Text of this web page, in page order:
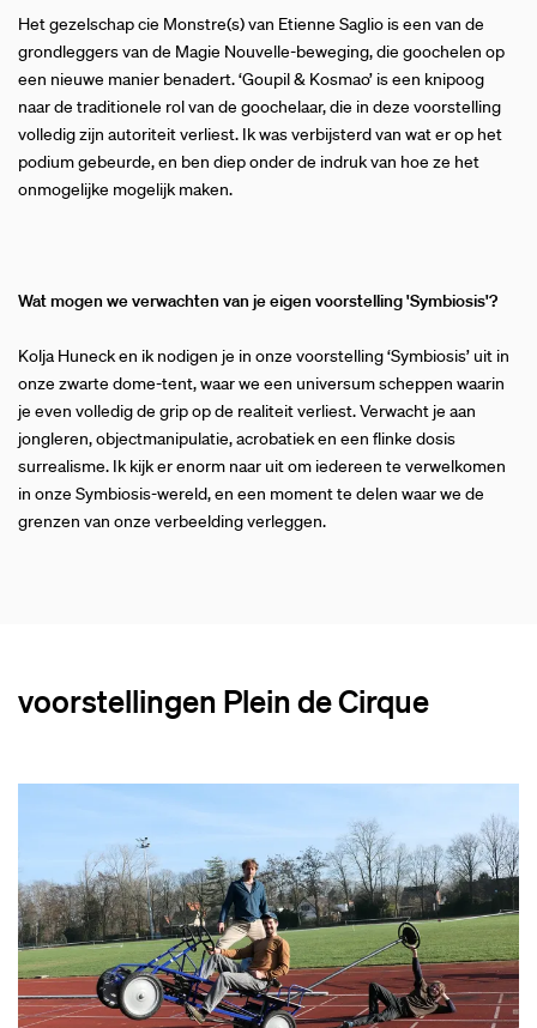
Het gezelschap cie Monstre(s) van Etienne Saglio is een van de
grondleggers van de Magie Nouvelle-beweging, die goochelen op
een nieuwe manier benadert. ‘Goupil & Kosmao’ is een knipoog
naar de traditionele rol van de goochelaar, die in deze voorstelling
volledig zijn autoriteit verliest. Ik was verbijsterd van wat er op het
podium gebeurde, en ben diep onder de indruk van hoe ze het
onmogelijke mogelijk maken.
Wat mogen we verwachten van je eigen voorstelling 'Symbiosis'?
Kolja Huneck en ik nodigen je in onze voorstelling ‘Symbiosis’ uit in
onze zwarte dome-tent, waar we een universum scheppen waarin
je even volledig de grip op de realiteit verliest. Verwacht je aan
jongleren, objectmanipulatie, acrobatiek en een flinke dosis
surrealisme. Ik kijk er enorm naar uit om iedereen te verwelkomen
in onze Symbiosis-wereld, en een moment te delen waar we de
grenzen van onze verbeelding verleggen.
voorstellingen Plein de Cirque